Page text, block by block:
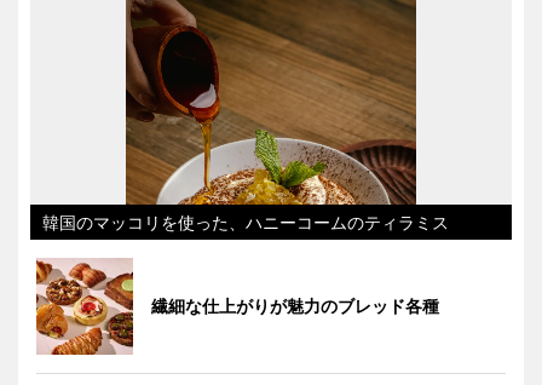
韓国のマッコリを使った、ハニーコームのティラミス
繊細な仕上がりが魅力のブレッド各種